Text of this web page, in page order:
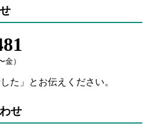
）
た」とお伝えください。
せ